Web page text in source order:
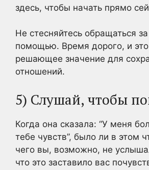
здесь, чтобы начать прямо
Не стесняйтесь обращаться за
помощью. Время дорого, и
решающее значение для
отношений.
5) Слушай, чтобы
Когда она сказала: “У меня
тебе чувств”, было ли в этом
чего вы, возможно, не
что это заставило вас